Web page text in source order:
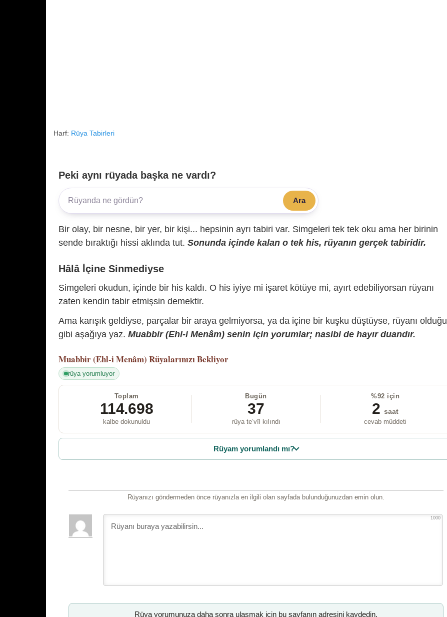
Harf: Rüya Tabirleri
Peki aynı rüyada başka ne vardı?
Ara
Bir olay, bir nesne, bir yer, bir kişi... hepsinin ayrı tabiri var. Simgeleri tek tek oku ama her birinin
sende bıraktığı hissi aklında tut. Sonunda içinde kalan o tek his, rüyanın gerçek tabiridir.
Hâlâ İçine Sinmediyse
Simgeleri okudun, içinde bir his kaldı. O his iyiye mi işaret kötüye mi, ayırt edebiliyorsan rüyanı
zaten kendin tabir etmişsin demektir.
Ama karışık geldiyse, parçalar bir araya gelmiyorsa, ya da içine bir kuşku düştüyse, rüyanı olduğu
gibi aşağıya yaz. Muabbir (Ehl-i Menâm) senin için yorumlar; nasibi de hayır duandır.
Muabbir (Ehl-i Menâm) Rüyalarınızı Bekliyor
rüya yorumluyor
Toplam
114.698
kalbe dokunuldu
Bugün
37
rüya te’vîl kılındı
%92 için
2 saat
cevab müddeti
Rüyam yorumlandı mı?
Rüyanızı göndermeden önce rüyanızla en ilgili olan sayfada bulunduğunuzdan emin olun.
1000
Rüya yorumunuza daha sonra ulaşmak için bu sayfanın adresini kaydedin.